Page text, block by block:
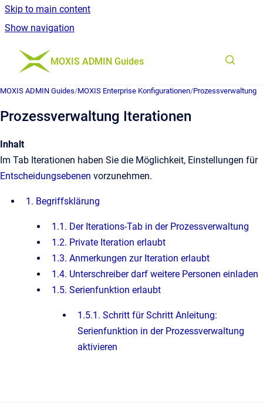
Skip to main content
Show navigation
Go to homepage
MOXIS ADMIN Guides
MOXIS ADMIN Guides/MOXIS Enterprise Konfigurationen/Prozessverwaltung
Prozessverwaltung Iterationen
Inhalt
Im Tab Iterationen haben Sie die Möglichkeit, Einstellungen für
Entscheidungsebenen vorzunehmen.
1. Begriffsklärung
1.1. Der Iterations-Tab in der Prozessverwaltung
1.2. Private Iteration erlaubt
1.3. Anmerkungen zur Iteration erlaubt
1.4. Unterschreiber darf weitere Personen einladen
1.5. Serienfunktion erlaubt
1.5.1. Schritt für Schritt Anleitung:
Serienfunktion in der Prozessverwaltung
aktivieren